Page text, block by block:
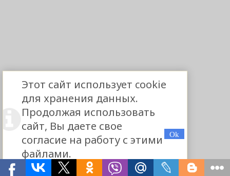
Этот сайт использует cookie
для хранения данных.
Продолжая использовать
сайт, Вы даете свое
согласие на работу с этими
файлами.